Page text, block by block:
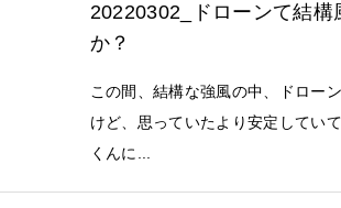
20220302_ドローンて結構
か？
この間、結構な強風の中、ドロー
けど、思っていたより安定してい
くんに...